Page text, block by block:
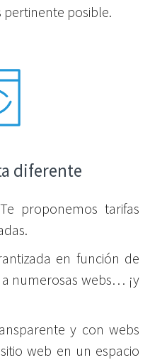
posible.
diferente
proponemos tarifas
en función de
a numerosas webs… ¡y
y con webs
web en un espacio